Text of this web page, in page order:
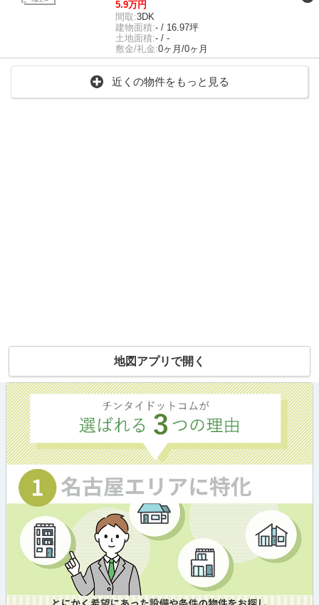
5.9万円
間取:3DK
建物面積:- / 16.97坪
土地面積:- / -
敷金/礼金:0ヶ月/0ヶ月
近くの物件をもっと見る
地図アプリで開く